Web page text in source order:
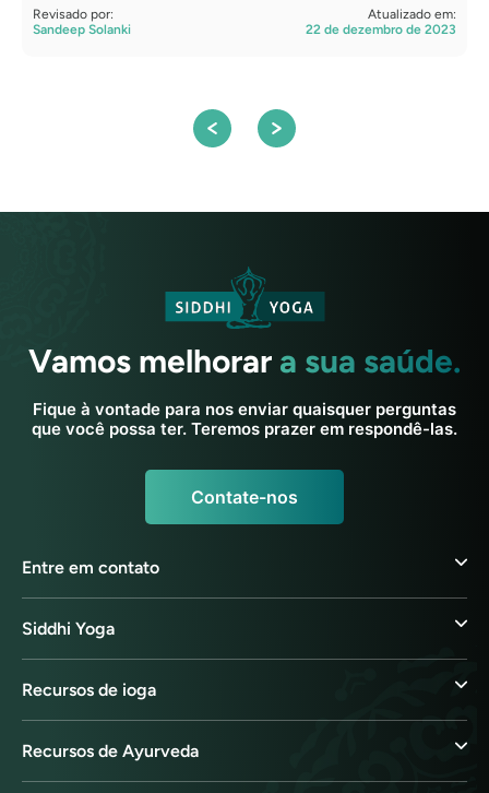
Revisado por:
Sandeep Solanki
Atualizado em:
22 de dezembro de 2023
Vamos melhorar a sua saúde.
Fique à vontade para nos enviar quaisquer perguntas
que você possa ter. Teremos prazer em respondê-las.
Contate-nos
Entre em contato
Siddhi Yoga
Recursos de ioga
Recursos de Ayurveda